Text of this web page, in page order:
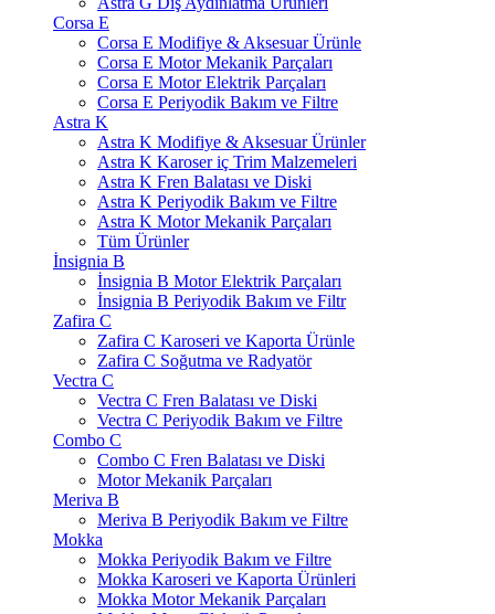
Corsa E
Corsa E Modifiye & Aksesuar Ürünle
Corsa E Motor Mekanik Parçaları
Corsa E Motor Elektrik Parçaları
Corsa E Periyodik Bakım ve Filtre
Astra K
Astra K Modifiye & Aksesuar Ürünler
Astra K Karoser iç Trim Malzemeleri
Astra K Fren Balatası ve Diski
Astra K Periyodik Bakım ve Filtre
Astra K Motor Mekanik Parçaları
Tüm Ürünler
İnsignia B
İnsignia B Motor Elektrik Parçaları
İnsignia B Periyodik Bakım ve Filtr
Zafira C
Zafira C Karoseri ve Kaporta Ürünle
Zafira C Soğutma ve Radyatör
Vectra C
Vectra C Fren Balatası ve Diski
Vectra C Periyodik Bakım ve Filtre
Combo C
Combo C Fren Balatası ve Diski
Motor Mekanik Parçaları
Meriva B
Meriva B Periyodik Bakım ve Filtre
Mokka
Mokka Periyodik Bakım ve Filtre
Mokka Karoseri ve Kaporta Ürünleri
Mokka Motor Mekanik Parçaları